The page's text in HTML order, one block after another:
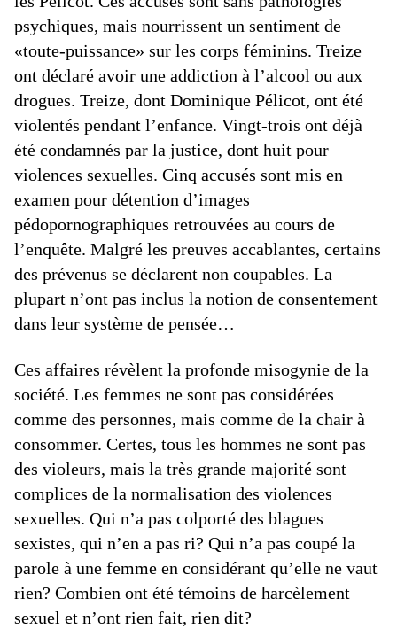
psychiques, mais nourrissent un sentiment de
«toute-puissance» sur les corps féminins. Treize
ont déclaré avoir une addiction à l’alcool ou aux
drogues. Treize, dont Dominique Pélicot, ont été
violentés pendant l’enfance. Vingt-trois ont déjà
été condamnés par la justice, dont huit pour
violences sexuelles. Cinq accusés sont mis en
examen pour détention d’images
pédopornographiques retrouvées au cours de
l’enquête. Malgré les preuves accablantes, certains
des prévenus se déclarent non coupables. La
plupart n’ont pas inclus la notion de consentement
dans leur système de pensée…
Ces affaires révèlent la profonde misogynie de la
société. Les femmes ne sont pas considérées
comme des personnes, mais comme de la chair à
consommer. Certes, tous les hommes ne sont pas
des violeurs, mais la très grande majorité sont
complices de la normalisation des violences
sexuelles. Qui n’a pas colporté des blagues
sexistes, qui n’en a pas ri? Qui n’a pas coupé la
parole à une femme en considérant qu’elle ne vaut
rien? Combien ont été témoins de harcèlement
sexuel et n’ont rien fait, rien dit?